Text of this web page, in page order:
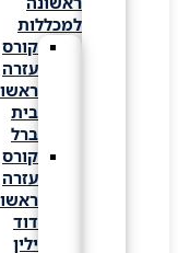
למכללות
קורס
עזרה
ראשונה
קורס
עזרה
ראשונה